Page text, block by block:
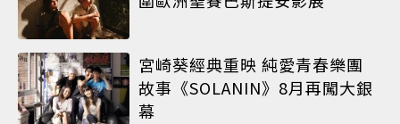
宮崎葵經典重映 純愛青春樂團
故事《SOLANIN》8月再闖大銀
幕